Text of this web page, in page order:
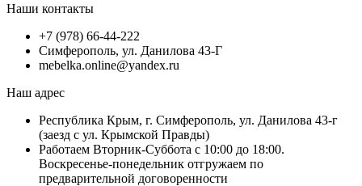
Наши контакты
+7 (978) 66-44-222
Симферополь, ул. Данилова 43-Г
mebelka.online@yandex.ru
Наш адрес
Республика Крым, г. Симферополь, ул. Данилова 43-г
(заезд с ул. Крымской Правды)
Работаем Вторник-Суббота с 10:00 до 18:00.
Воскресенье-понедельник отгружаем по
предварительной договоренности